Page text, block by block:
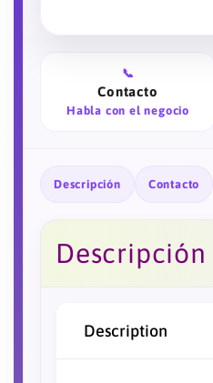
📞
Contacto
Habla con el negocio
Descripción Contacto
Description